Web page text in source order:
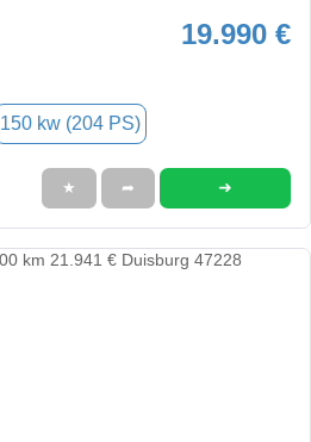
19.990 €
150 kw (204 PS)
★ ➦ ➜